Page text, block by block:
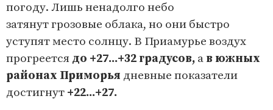
погоду. Лишь ненадолго небо
затянут грозовые облака, но они быстро
уступят место солнцу. В Приамурье воздух
прогреется до +27...+32 градусов, а в южных
районах Приморья дневные показатели
достигнут +22...+27.